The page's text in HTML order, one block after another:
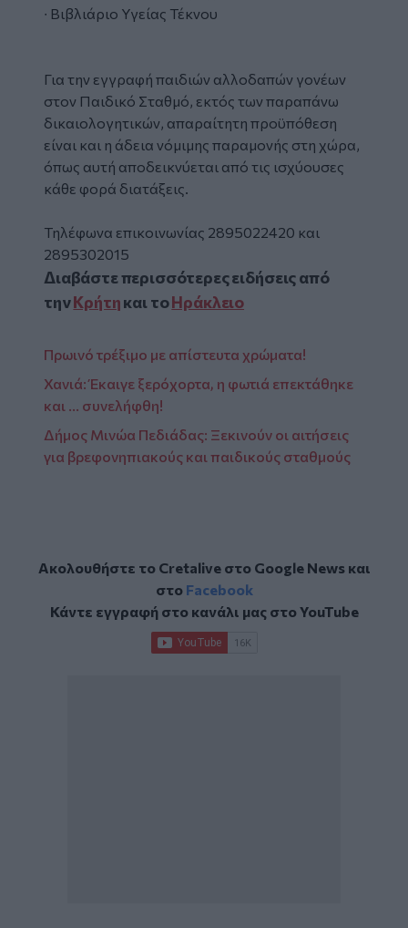
∙ Βιβλιάριο Υγείας Τέκνου
Για την εγγραφή παιδιών αλλοδαπών γονέων
στον Παιδικό Σταθμό, εκτός των παραπάνω
δικαιολογητικών, απαραίτητη προϋπόθεση
είναι και η άδεια νόμιμης παραμονής στη χώρα,
όπως αυτή αποδεικνύεται από τις ισχύουσες
κάθε φορά διατάξεις.
Τηλέφωνα επικοινωνίας 2895022420 και
2895302015
Διαβάστε περισσότερες ειδήσεις από
τηνΚρήτηκαι τοΗράκλειο
Πρωινό τρέξιμο με απίστευτα χρώματα!
Χανιά: Έκαιγε ξερόχορτα, η φωτιά επεκτάθηκε
και ... συνελήφθη!
Δήμος Μινώα Πεδιάδας: Ξεκινούν οι αιτήσεις
για βρεφονηπιακούς και παιδικούς σταθμούς
Ακολουθήστε το Cretalive στο Google Newsκαι
στο Facebook
Κάντε εγγραφή στο κανάλι μας στοYouTube